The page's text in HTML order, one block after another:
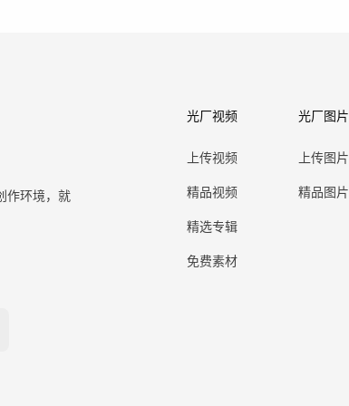
作环境，就
光厂视频
上传视频
精品视频
精选专辑
免费素材
光厂图片
上传图片
精品图片